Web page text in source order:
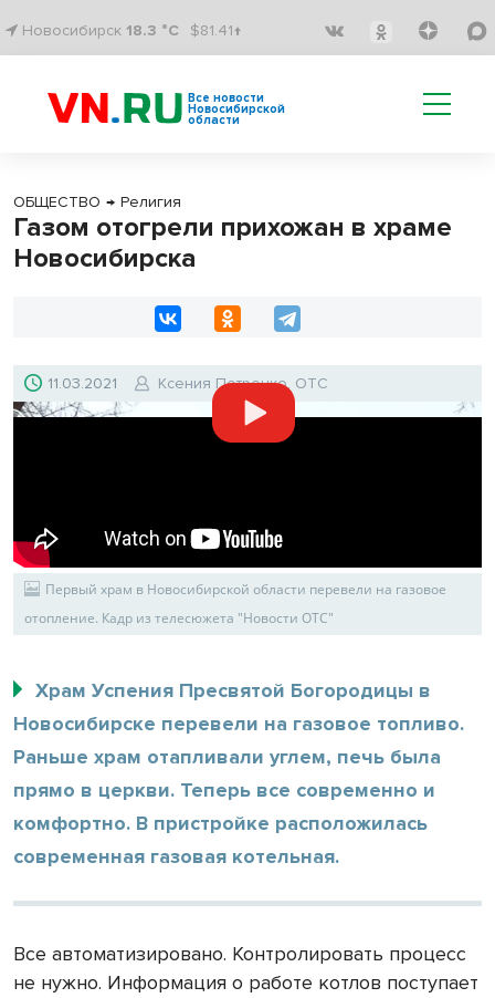
Новосибирск 18.3 °C $81.41↑
Все новости
Новосибирской
области
ОБЩЕСТВО → Религия
Газом отогрели прихожан в храме
Новосибирска
11.03.2021 Ксения Петренко, ОТС
Первый храм в Новосибирской области перевели на газовое
отопление. Кадр из телесюжета "Новости ОТС"
Храм Успения Пресвятой Богородицы в
Новосибирске перевели на газовое топливо.
Раньше храм отапливали углем, печь была
прямо в церкви. Теперь все современно и
комфортно. В пристройке расположилась
современная газовая котельная.
Все автоматизировано. Контролировать процесс
не нужно. Информация о работе котлов поступает